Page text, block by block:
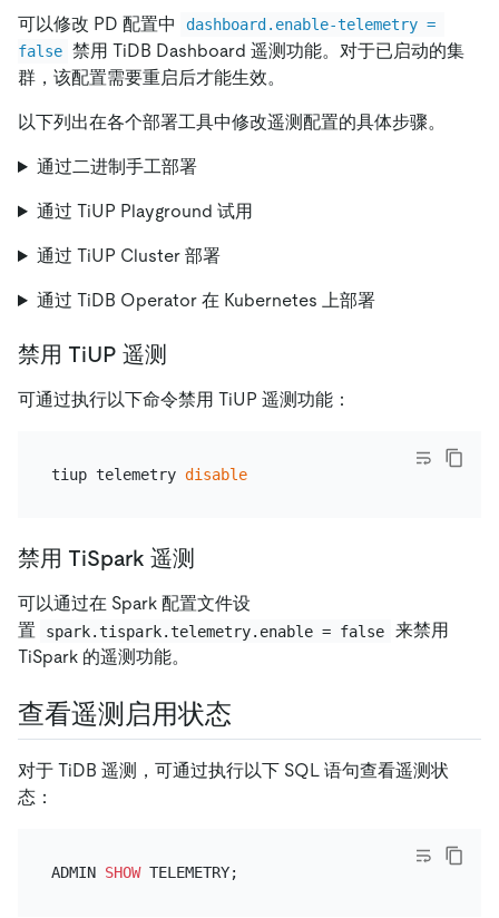
可以修改 PD 配置中
dashboard.enable-telemetry =
false 禁用 TiDB Dashboard 遥测功能。对于已启动的集
群，该配置需要重启后才能生效。
以下列出在各个部署工具中修改遥测配置的具体步骤。
通过二进制手工部署
通过 TiUP Playground 试用
通过 TiUP Cluster 部署
通过 TiDB Operator 在 Kubernetes 上部署
禁用 TiUP 遥测
可通过执行以下命令禁用 TiUP 遥测功能：
tiup telemetry disable
禁用 TiSpark 遥测
可以通过在 Spark 配置文件设
置
spark.tispark.telemetry.enable = false
来禁用
TiSpark 的遥测功能。
查看遥测启用状态
对于 TiDB 遥测，可通过执行以下 SQL 语句查看遥测状
态：
ADMIN SHOW